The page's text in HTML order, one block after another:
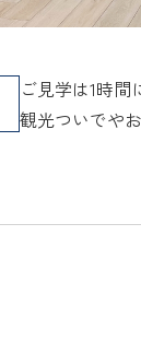
ご見学は1時間
観光ついでや